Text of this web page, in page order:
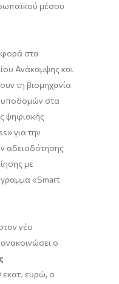
μέσου
στα
Ανάκαμψης και
τη βιομηχανία
υποδομών στα
ψηφιακής
για την
αδειοδότησης
με
«Smart
νέο
ο
ευρώ, ο